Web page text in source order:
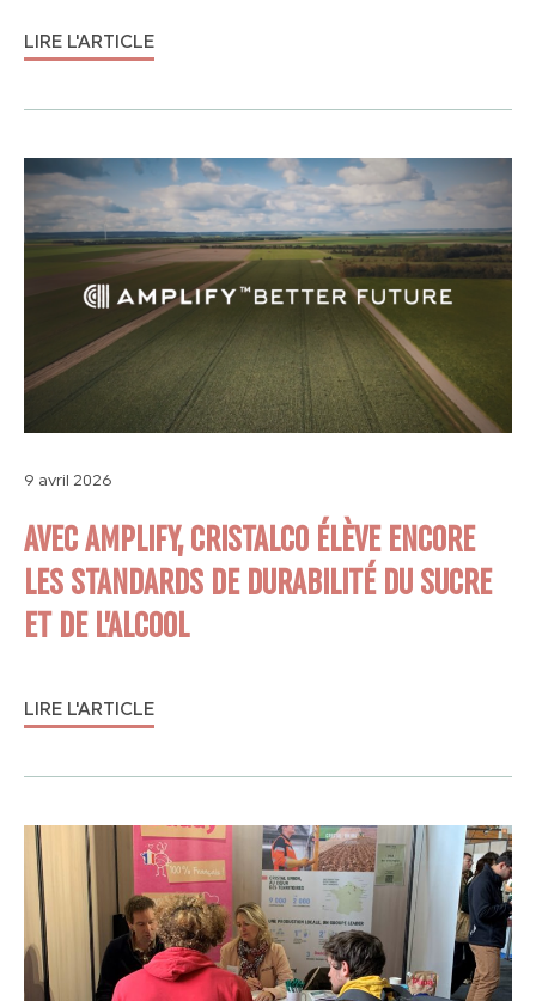
LIRE L'ARTICLE
9 avril 2026
AVEC AMPLIFY, CRISTALCO ÉLÈVE ENCORE
LES STANDARDS DE DURABILITÉ DU SUCRE
ET DE L’ALCOOL
LIRE L'ARTICLE